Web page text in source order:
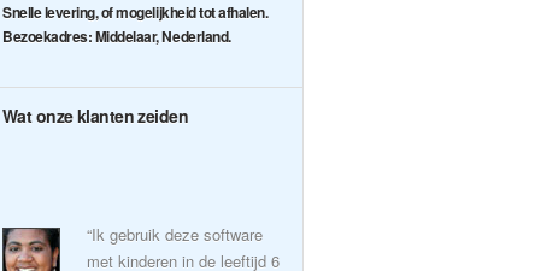
Snelle levering, of mogelijkheid tot afhalen.
Bezoekadres: Middelaar, Nederland.
Wat onze klanten zeiden
“Ik gebruik deze software
met kinderen in de leeftijd 6